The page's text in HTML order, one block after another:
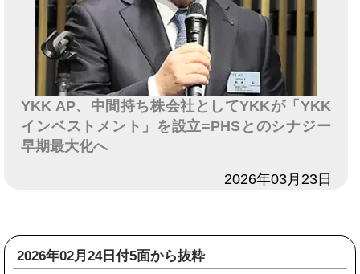
YKK AP、中間持ち株会社としてYKKが「YKK
インベストメント」を設立=PHSとのシナジー
早期最大化へ
2026年03月23日
2026年02月24日付5面から抜粋